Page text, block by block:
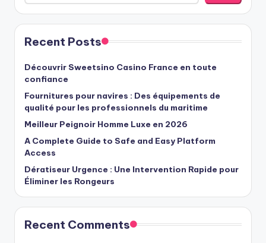
Recent Posts
Découvrir Sweetsino Casino France en toute
confiance
Fournitures pour navires : Des équipements de
qualité pour les professionnels du maritime
Meilleur Peignoir Homme Luxe en 2026
A Complete Guide to Safe and Easy Platform
Access
Dératiseur Urgence : Une Intervention Rapide pour
Éliminer les Rongeurs
Recent Comments